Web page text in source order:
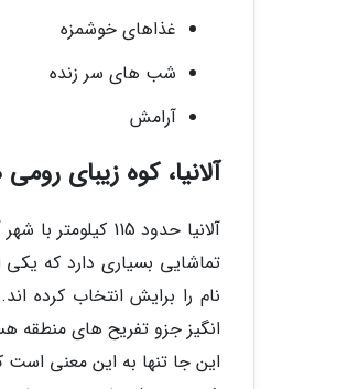
غذاهای خوشمزه
شب های سر زنده
آرامش
آلانیا، کوه زیبای
آلانیا حدود
تماشایی بسیاری دارد که یکی
نام را برایش انتخاب کرده
انگیز جزو تفریح های منطقه
این جا تنها به این معنی